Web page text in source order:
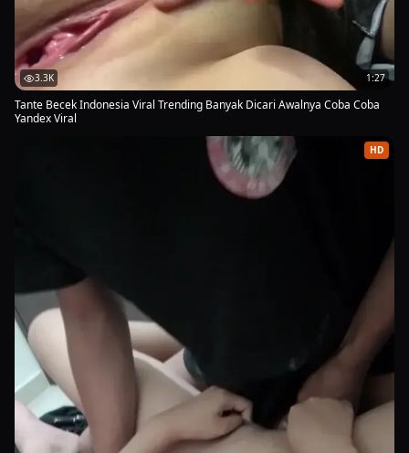
Bila tampilan terasa berat, tutup tab lain yang sedang terbuka.
Langkah-langkah ringan ini biasanya cukup untuk mengembalikan
kelancaran tanpa perlu repot melakukan pengaturan yang rumit.
Menonton di Layar yang Lebih Besar
perangkat ke layar yang lebih besar. Banyak ponsel dan komputer
kini mendukung fitur cermin layar, sehingga tayangan bisa
dinikmati bersama dengan tampilan yang lebih lega.
tidak menurun. Dengan begitu, menonton tayangan ini di layar
besar tetap terasa mulus dan setiap detail tayangan bisa terlihat
lebih jelas dari sebelumnya.
Menonton beramai-ramai di layar besar juga punya keasyikan
tersendiri. Kamu bisa berbagi momen dengan keluarga atau
teman, lalu membahas isi tayangan bersama-sama, sehingga
pengalaman menontonnya terasa lebih hidup dan berkesan
dibanding menonton sendirian.
Menyimpan Halaman untuk Ditonton Nanti
3.3K 1:27
Tante Becek Indonesia Viral Trending Banyak Dicari Awalnya Coba Coba
Yandex Viral
HD